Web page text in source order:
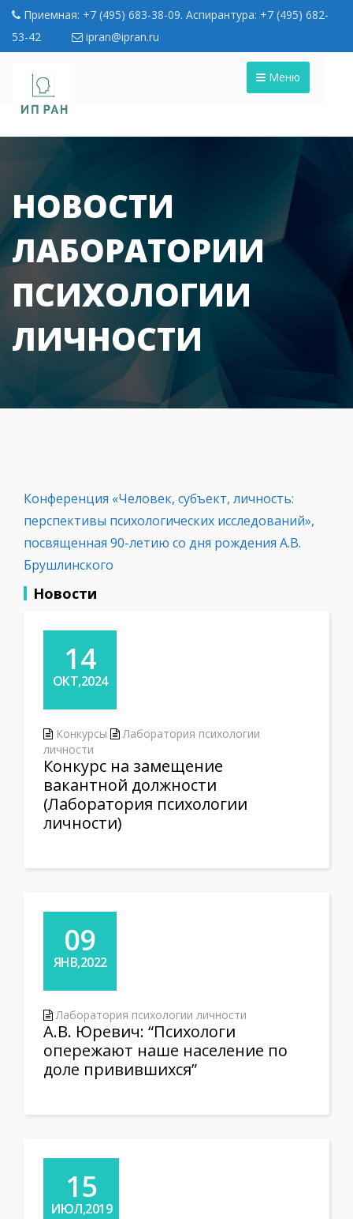
Приемная: +7 (495) 683-38-09. Аспирантура: +7 (495) 682-
53-42
ipran@ipran.ru
Меню
НОВОСТИ
ЛАБОРАТОРИИ
ПСИХОЛОГИИ
ЛИЧНОСТИ
Конференция «Человек, субъект, личность:
перспективы психологических исследований»,
посвященная 90-летию со дня рождения А.В.
Брушлинского
Новости
14
ОКТ,2024
Конкурсы
Лаборатория психологии
личности
Конкурс на замещение
вакантной должности
(Лаборатория психологии
личности)
09
ЯНВ,2022
Лаборатория психологии личности
А.В. Юревич: “Психологи
опережают наше население по
доле привившихся”
15
ИЮЛ,2019